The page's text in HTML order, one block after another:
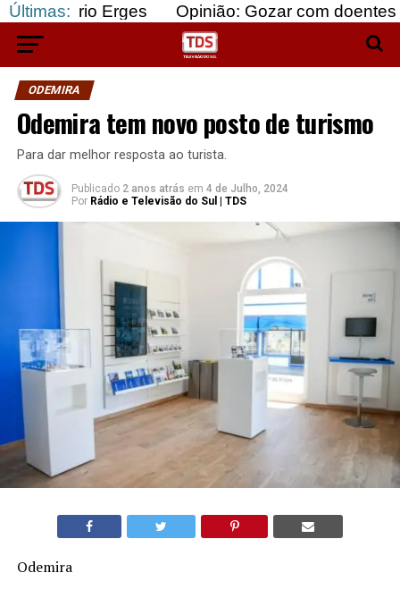
Últimas: Opinião: Gozar com doentes e bajular
ODEMIRA
Odemira tem novo posto de turismo
Para dar melhor resposta ao turista.
Publicado 2 anos atrás em 4 de Julho, 2024
Por Rádio e Televisão do Sul | TDS
Odemira